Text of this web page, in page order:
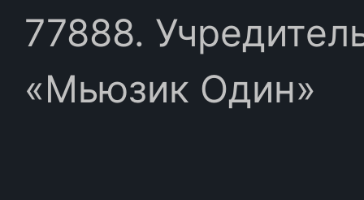
77888.
«Мьюзик Один»